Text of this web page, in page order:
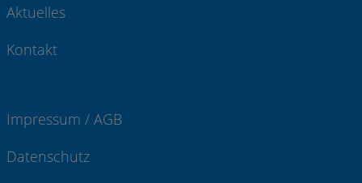
Aktuelles
Kontakt
Impressum / AGB
Datenschutz